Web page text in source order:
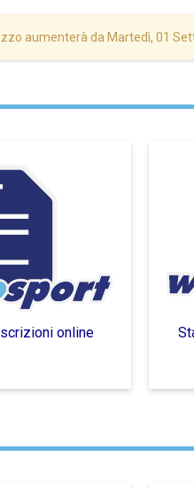
aumenterà da Martedì, 01
online